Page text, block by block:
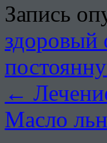
Запись
здоровый
←
Масло